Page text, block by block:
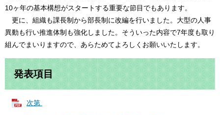
10ヶ年の基本構想がスタートする重要な節目でもあります。
更に、組織も課長制から部長制に改編を行いました。大型の人事
異動も行い推進体制も強化しました。そういった内容で7年度も取り
組んでまいりますので、あらためてよろしくお願いいたします。​​
発表項目
次第